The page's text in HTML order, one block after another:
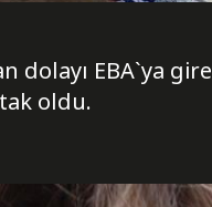
dolayı EBA`ya
oldu.